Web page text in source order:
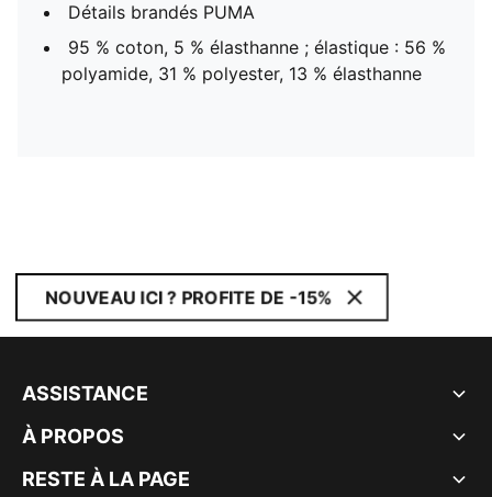
Détails brandés PUMA
95 % coton, 5 % élasthanne ; élastique : 56 %
polyamide, 31 % polyester, 13 % élasthanne
NOUVEAU ICI ? PROFITE DE -15%
ASSISTANCE
À PROPOS
RESTE À LA PAGE